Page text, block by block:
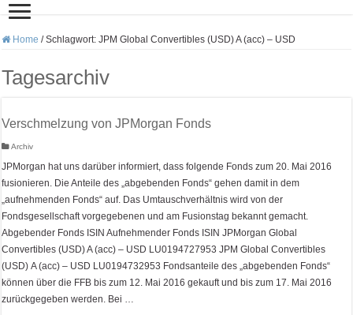
Home / Schlagwort:JPM Global Convertibles (USD) A (acc) – USD
Tagesarchiv
Verschmelzung von JPMorgan Fonds
Archiv
JPMorgan hat uns darüber informiert, dass folgende Fonds zum 20. Mai 2016
fusionieren. Die Anteile des „abgebenden Fonds“ gehen damit in dem
„aufnehmenden Fonds“ auf. Das Umtauschverhältnis wird von der
Fondsgesellschaft vorgegebenen und am Fusionstag bekannt gemacht.
Abgebender Fonds ISIN Aufnehmender Fonds ISIN JPMorgan Global
Convertibles (USD) A (acc) – USD LU0194727953 JPM Global Convertibles
(USD) A (acc) – USD LU0194732953 Fondsanteile des „abgebenden Fonds“
können über die FFB bis zum 12. Mai 2016 gekauft und bis zum 17. Mai 2016
zurückgegeben werden. Bei …